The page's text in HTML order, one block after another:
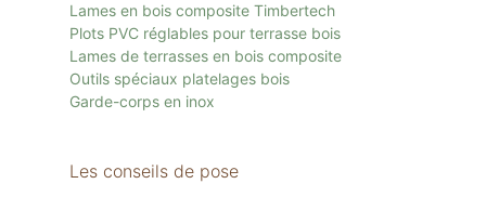
Lames en bois composite Timbertech
Plots PVC réglables pour terrasse bois
Lames de terrasses en bois composite
Outils spéciaux platelages bois
Garde-corps en inox
Les conseils de pose